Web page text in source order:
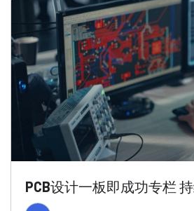
PCB设计一板即成功专栏